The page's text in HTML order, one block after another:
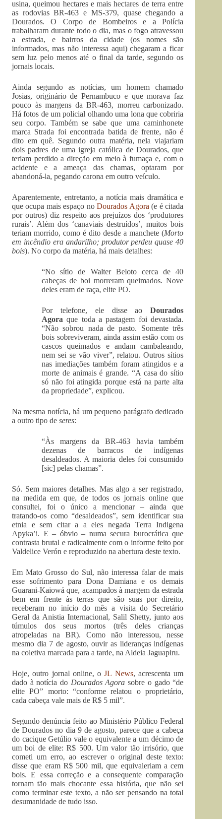
usina, queimou hectares e mais hectares de terra entre
as rodovias BR-463 e MS-379, quase chegando a
Dourados. O Corpo de Bombeiros e a Polícia
trabalharam durante todo o dia, mas o fogo atravessou
a estrada, e bairros da cidade (os nomes são
informados, mas não interessa aqui) chegaram a ficar
sem luz pelo menos até o final da tarde, segundo os
jornais locais.
Ainda segundo as notícias, um homem chamado
Josias, originário de Pernambuco e que morava faz
pouco às margens da BR-463, morreu carbonizado.
Há fotos de um policial olhando uma lona que cobriria
seu corpo. Também se sabe que uma caminhonete
marca Strada foi encontrada batida de frente, não é
dito em quê. Segundo outra matéria, nela viajariam
dois padres de uma igreja católica de Dourados, que
teriam perdido a direção em meio à fumaça e, com o
acidente e a ameaça das chamas, optaram por
abandoná-la, pegando carona em outro veículo.
Aparentemente, entretanto, a notícia mais dramática e
que ocupa mais espaço noDourados Agora (e é citada
por outros) diz respeito aos prejuízos dos ‘produtores
rurais’. Além dos ‘canaviais destruídos’, muitos bois
teriam morrido, como é dito desde a manchete (Morto
em incêndio era andarilho; produtor perdeu quase 40
bois). No corpo da matéria, há mais detalhes:
“No sítio de Walter Beloto cerca de 40
cabeças de boi morreram queimados. Nove
deles eram de raça, elite PO.
Por telefone, ele disse aoDourados
Agora que toda a pastagem foi devastada.
“Não sobrou nada de pasto. Somente três
bois sobreviveram, ainda assim estão com os
cascos queimados e andam cambaleando,
nem sei se vão viver”, relatou. Outros sítios
nas imediações também foram atingidos e a
morte de animais é grande. “A casa do sítio
só não foi atingida porque está na parte alta
da propriedade”, explicou.
Na mesma notícia, há um pequeno parágrafo dedicado
a outro tipo de seres:
“Às margens da BR-463 havia também
dezenas de barracos de indígenas
desaldeados. A maioria deles foi consumido
[sic] pelas chamas”.
Só. Sem maiores detalhes. Mas algo a ser registrado,
na medida em que, de todos os jornais online que
consultei, foi o único a mencionar – ainda que
tratando-os como “desaldeados”, sem identificar sua
etnia e sem citar a a eles negada Terra Indigena
Apyka’i. E – óbvio – numa secura burocrática que
contrasta brutal e radicalmente com o informe feito por
Valdelice Verón e reproduzido na abertura deste texto.
Em Mato Grosso do Sul, não interessa falar de mais
esse sofrimento para Dona Damiana e os demais
Guarani-Kaiowá que, acampados à margem da estrada
bem em frente às terras que são suas por direito,
receberam no início do mês a visita do Secretário
Geral da Anistia Internacional, Salil Shetty, junto aos
túmulos dos seus mortos (três deles crianças
atropeladas na BR). Como não interessou, nesse
mesmo dia 7 de agosto, ouvir as lideranças indígenas
na coletiva marcada para a tarde, na Aldeia Jaguapiru.
Hoje, outro jornal online, oJL News, acrescenta um
dado à notícia do Dourados Agorasobre o gado “de
elite PO” morto: “conforme relatou o proprietário,
cada cabeça vale mais de R$ 5 mil”.
Segundo denúncia feito ao Ministério Público Federal
de Dourados no dia 9 de agosto, parece que a cabeça
do cacique Getúlio vale o equivalente a um décimo de
um boi de elite: R$ 500. Um valor tão irrisório, que
cometi um erro, ao escrever o original deste texto:
disse que eram R$ 500 mil, que equivaleriam a cem
bois. E essa correção e a consequente comparação
tornam tão mais chocante essa história, que não sei
como terminar este texto, a não ser pensando na total
desumanidade de tudo isso.